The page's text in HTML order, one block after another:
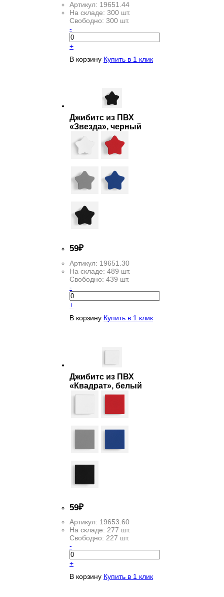
Артикул: 19651.44
На складе: 300 шт.
Свободно: 300 шт.
-
+
В корзину Купить в 1 клик
Джибитс из ПВХ
«Звезда», черный
59₽
Артикул: 19651.30
На складе: 489 шт.
Свободно: 439 шт.
-
+
В корзину Купить в 1 клик
Джибитс из ПВХ
«Квадрат», белый
59₽
Артикул: 19653.60
На складе: 277 шт.
Свободно: 227 шт.
-
+
В корзину Купить в 1 клик